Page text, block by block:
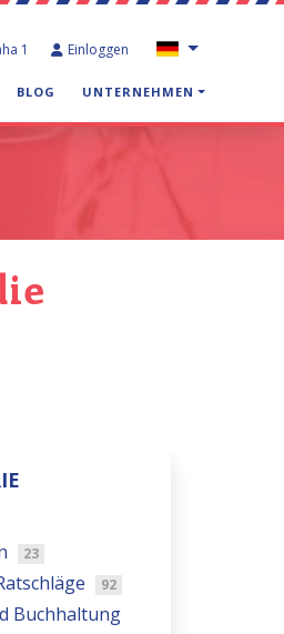
BLOG UNTERNEHMEN
1 Einloggen
23
92
Buchhaltung